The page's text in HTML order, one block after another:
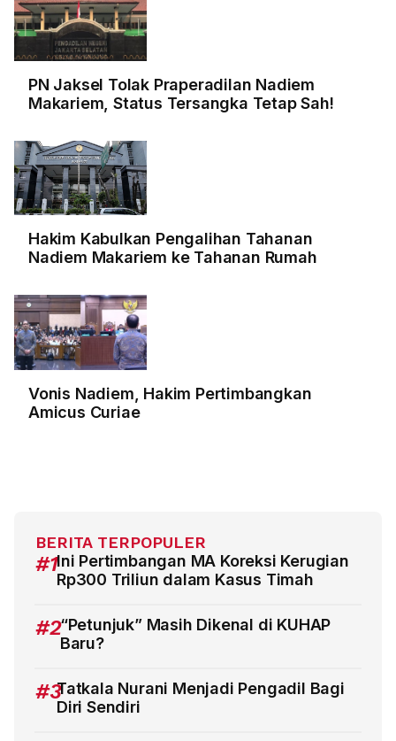
PN Jaksel Tolak Praperadilan Nadiem
Makariem, Status Tersangka Tetap Sah!
Hakim Kabulkan Pengalihan Tahanan
Nadiem Makariem ke Tahanan Rumah
Vonis Nadiem, Hakim Pertimbangkan
Amicus Curiae
BERITA TERPOPULER
#1Ini Pertimbangan MA Koreksi Kerugian
Rp300 Triliun dalam Kasus Timah
#2“Petunjuk” Masih Dikenal di KUHAP
Baru?
#3Tatkala Nurani Menjadi Pengadil Bagi
Diri Sendiri